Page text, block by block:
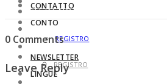
CONTATTO
CONTO
REGISTRO
NEWSLETTER
LINGUE
SU DI NOI
CONTATTO
CONTO
REGISTRO
0 Comments
Leave Reply